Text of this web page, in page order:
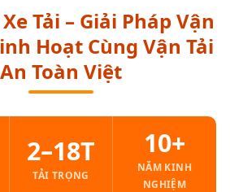
Tải – Giải Pháp Vận
Hoạt Cùng Vận Tải
An Toàn Việt
2–18T
TẢI TRỌNG
10+
NĂM KINH
NGHIỆM